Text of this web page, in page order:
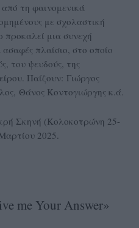
τη φαινομενικά
με σχολαστική
προκαλεί μια συνεχή
πλαίσιο, στο οποίο
του ψευδούς, της
Παίζουν: Γιώργος
Θάνος Κοντογιώργης κ.ά.
Σκηνή (Κολοκοτρώνη 25-
2025.
me Your Answer»